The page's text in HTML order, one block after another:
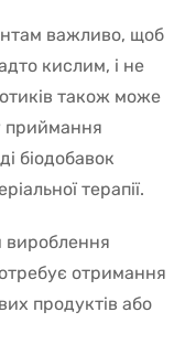
важливо, щоб
кислим, і не
також може
приймання
біодобавок
терапії.
вироблення
отримання
продуктів або